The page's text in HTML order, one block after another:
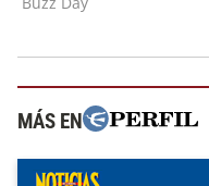
MÁS EN